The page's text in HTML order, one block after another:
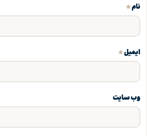
نام*
ایمیل*
وب‌ سایت